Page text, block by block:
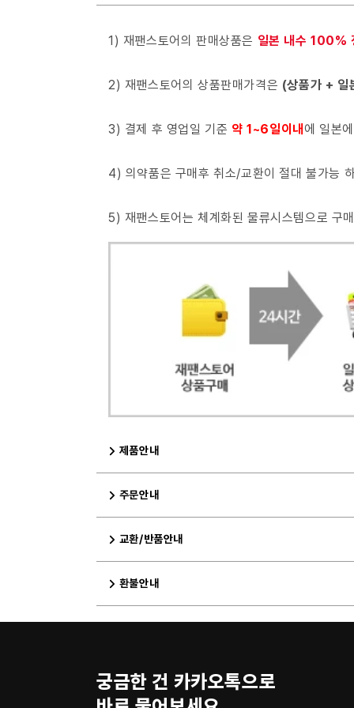
1) 재팬스토어의 판매상품은 일본 내수 100%
2) 재팬스토어의 상품판매가격은 (상품가 + 일
3) 결제 후 영업일 기준 약 1~6일이내에 일본
4) 의약품은 구매후 취소/교환이 절대 불가능
5) 재팬스토어는 체계화된 물류시스템으로 구
제품안내
주문안내
교환/반품안내
환불안내
궁금한 건 카카오톡으로